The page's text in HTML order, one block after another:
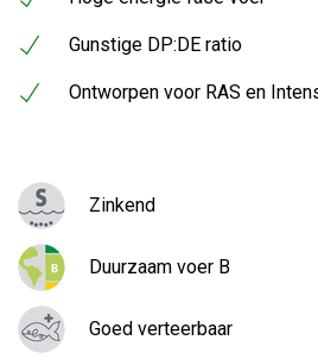
Gunstige DP:DE ratio
Ontworpen voor RAS en
Zinkend
Duurzaam voer B
Goed verteerbaar